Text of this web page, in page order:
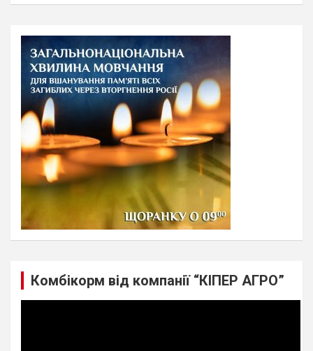
a
Комбікорм від компанії “КІПЕР АГРО”